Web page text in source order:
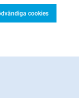
cookies
?